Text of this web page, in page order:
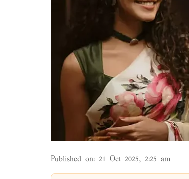
Published on: 21 Oct 2025, 2:25 am